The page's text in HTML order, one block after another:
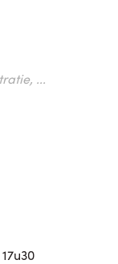
...